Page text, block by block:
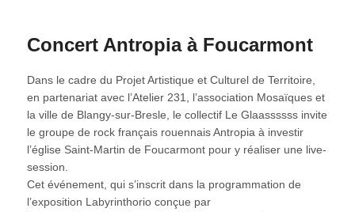
Concert Antropia à Foucarmont
Dans le cadre du Projet Artistique et Culturel de Territoire,
en partenariat avec l’Atelier 231, l’association Mosaïques et
la ville de Blangy-sur-Bresle, le collectif Le Glaassssss invite
le groupe de rock français rouennais Antropia à investir
l’église Saint-Martin de Foucarmont pour y réaliser une live-
session.
Cet événement, qui s’inscrit dans la programmation de
l’exposition Labyrinthorio conçue par